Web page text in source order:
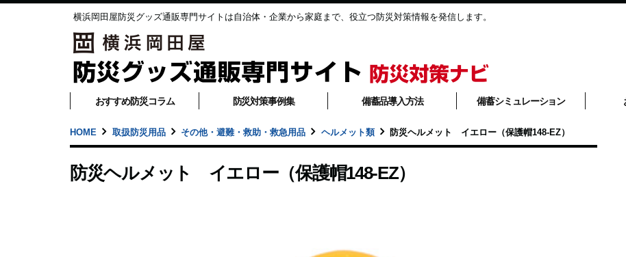
横浜岡田屋防災グッズ通販専門サイトは自治体・企業から家庭まで、役立つ防災対策情報を発信します。
おすすめ防災コラム 防災対策事例集 備蓄品導入方法 備蓄シミュレーション
HOME 取扱防災用品 その他・避難・救助・救急用品 ヘルメット類 防災ヘルメット イエロー（保護帽148-EZ）
防災ヘルメット イエロー（保護帽148-EZ）